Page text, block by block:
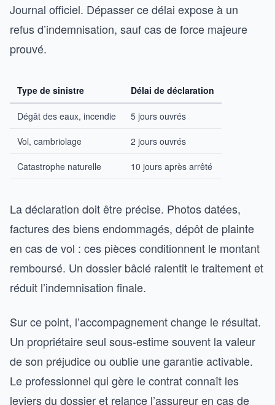
Journal officiel. Dépasser ce délai expose à un
refus d’indemnisation, sauf cas de force majeure
prouvé.
Type de sinistre Délai de déclaration
Dégât des eaux, incendie 5 jours ouvrés
Vol, cambriolage 2 jours ouvrés
Catastrophe naturelle 10 jours après arrêté
La déclaration doit être précise. Photos datées,
factures des biens endommagés, dépôt de plainte
en cas de vol : ces pièces conditionnent le montant
remboursé. Un dossier bâclé ralentit le traitement et
réduit l’indemnisation finale.
Sur ce point, l’accompagnement change le résultat.
Un propriétaire seul sous-estime souvent la valeur
de son préjudice ou oublie une garantie activable.
Le professionnel qui gère le contrat connaît les
leviers du dossier et relance l’assureur en cas de